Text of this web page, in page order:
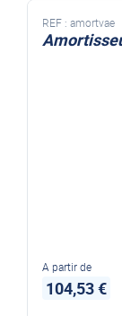
REF : amortvae
A partir de
104,53 €